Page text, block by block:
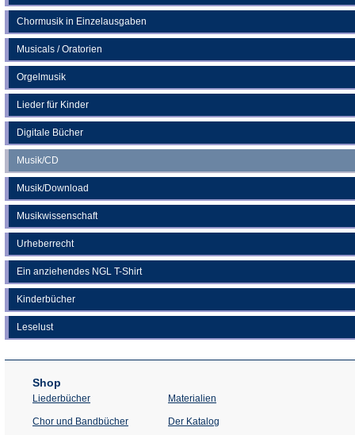
Chormusik in Einzelausgaben
Musicals / Oratorien
Orgelmusik
Lieder für Kinder
Digitale Bücher
Musik/CD
Musik/Download
Musikwissenschaft
Urheberrecht
Ein anziehendes NGL T-Shirt
Kinderbücher
Leselust
Shop
Liederbücher
Chor und Bandbücher
Materialien
Der Katalog